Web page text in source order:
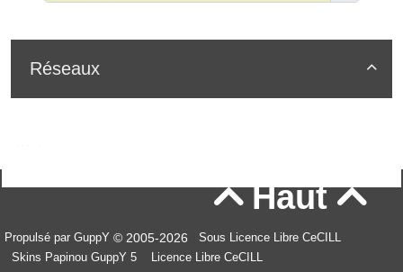

Réseaux
Haut
Propulsé par GuppY © 2005-2026
Sous Licence Libre CeCILL
Skins Papinou GuppY 5
Licence Libre CeCILL